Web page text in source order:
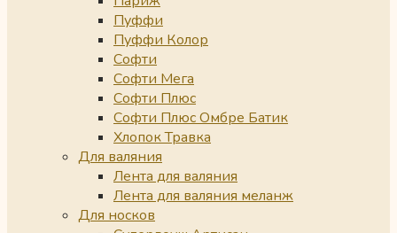
Пуффи
Пуффи Колор
Софти
Софти Мега
Софти Плюс
Софти Плюс Омбре Батик
Хлопок Травка
Для валяния
Лента для валяния
Лента для валяния меланж
Для носков